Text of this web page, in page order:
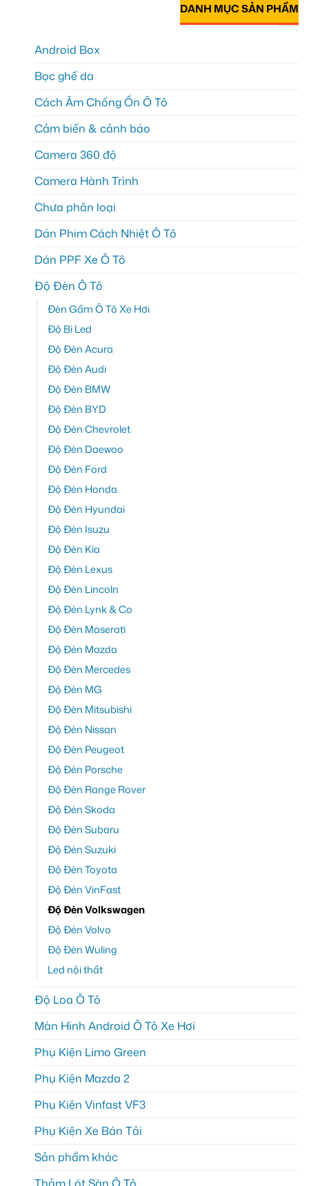
DANH MỤC SẢN PHẨM
Android Box
Bọc ghế da
Cách Âm Chống Ồn Ô Tô
Cảm biến & cảnh báo
Camera 360 độ
Camera Hành Trình
Chưa phân loại
Dán Phim Cách Nhiệt Ô Tô
Dán PPF Xe Ô Tô
Độ Đèn Ô Tô
Đèn Gầm Ô Tô Xe Hơi
Độ Bi Led
Độ Đèn Acura
Độ Đèn Audi
Độ Đèn BMW
Độ Đèn BYD
Độ Đèn Chevrolet
Độ Đèn Daewoo
Độ Đèn Ford
Độ Đèn Honda
Độ Đèn Hyundai
Độ Đèn Isuzu
Độ Đèn Kia
Độ Đèn Lexus
Độ Đèn Lincoln
Độ Đèn Lynk & Co
Độ Đèn Maserati
Độ Đèn Mazda
Độ Đèn Mercedes
Độ Đèn MG
Độ Đèn Mitsubishi
Độ Đèn Nissan
Độ Đèn Peugeot
Độ Đèn Porsche
Độ Đèn Range Rover
Độ Đèn Skoda
Độ Đèn Subaru
Độ Đèn Suzuki
Độ Đèn Toyota
Độ Đèn VinFast
Độ Đèn Volkswagen
Độ Đèn Volvo
Độ Đèn Wuling
Led nội thất
Độ Loa Ô Tô
Màn Hình Android Ô Tô Xe Hơi
Phụ Kiện Limo Green
Phụ Kiện Mazda 2
Phụ Kiện Vinfast VF3
Phụ Kiện Xe Bán Tải
Sản phẩm khác